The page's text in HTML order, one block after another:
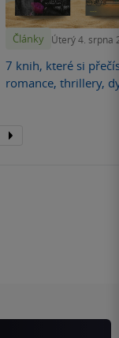
Články Úterý 4. srpna
7 knih, které si
romance, thrillery,